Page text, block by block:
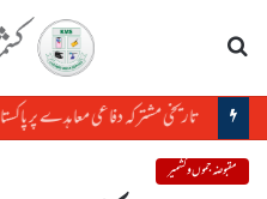
تاریخی مشترکہ دفاعی معاہدے پر
مقبوضہ جموں و کشمیر